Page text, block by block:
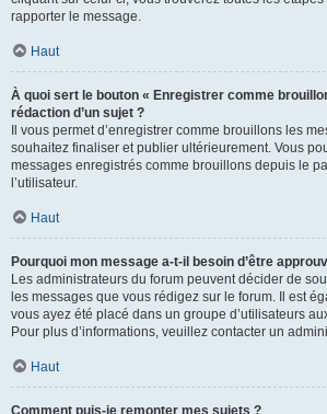
rapporter le message.
Haut
À quoi sert le bouton « Enregistrer comme
rédaction d’un sujet ?
Il vous permet d’enregistrer comme brouillons les
souhaitez finaliser et publier ultérieurement. Vous
messages enregistrés comme brouillons depuis le
l’utilisateur.
Haut
Pourquoi mon message a-t-il besoin d’être
Les administrateurs du forum peuvent décider de
les messages que vous rédigez sur le forum. Il est
vous ayez été placé dans un groupe d’utilisateurs
Pour plus d’informations, veuillez contacter un
Haut
Comment puis-je remonter mes sujets ?